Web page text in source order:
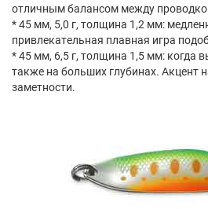
отличным балансом между
* 45 мм, 5,0 г, толщина 1,2 мм:
привлекательная плавная игра
* 45 мм, 6,5 г, толщина 1,5 мм: когда
также на больших глубинах. Акцент
заметности.